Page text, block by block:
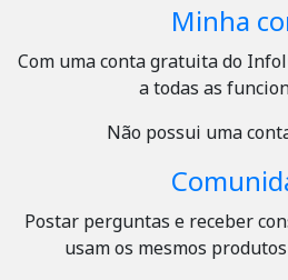
Minha
Com uma conta gratuita do
a todas as
Não possui uma
Postar perguntas e receber
usam os mesmos